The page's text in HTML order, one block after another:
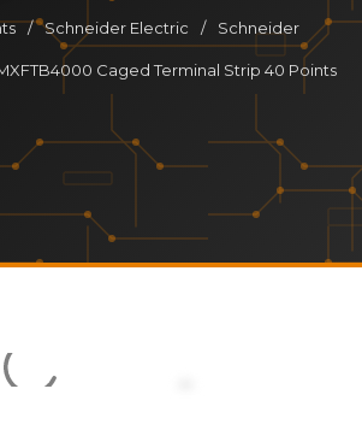
/ Schneider Electric / Schneider
Caged Terminal Strip 40 Points